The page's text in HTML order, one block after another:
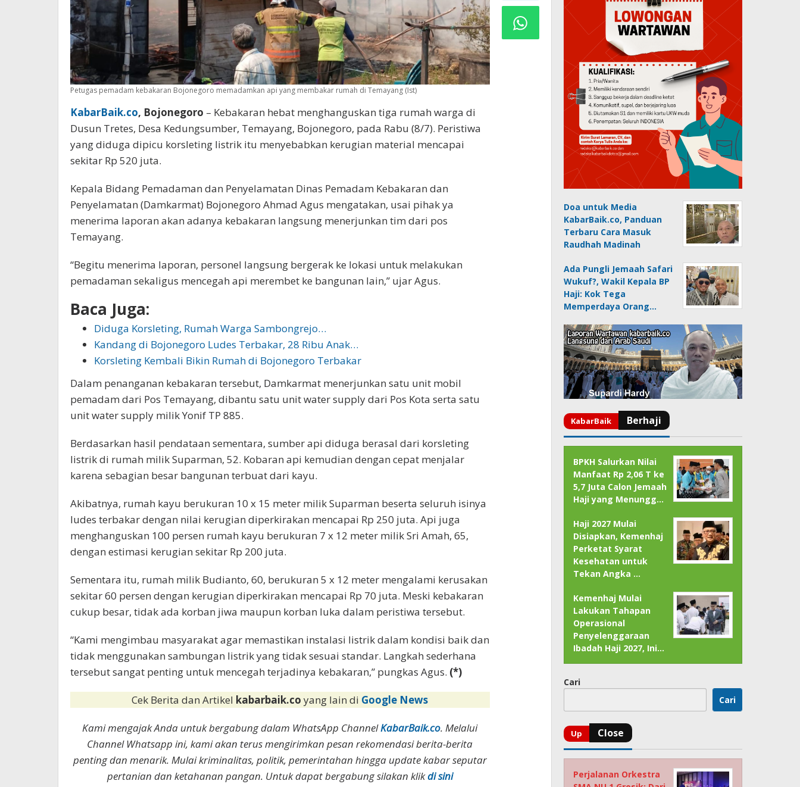
Petugas pemadam kebakaran Bojonegoro memadamkan api yang membakar rumah di Temayang (Ist)
KabarBaik.co, Bojonegoro – Kebakaran hebat menghanguskan tiga rumah warga di
Dusun Tretes, Desa Kedungsumber, Temayang, Bojonegoro, pada Rabu (8/7). Peristiwa
yang diduga dipicu korsleting listrik itu menyebabkan kerugian material mencapai
sekitar Rp 520 juta.
Kepala Bidang Pemadaman dan Penyelamatan Dinas Pemadam Kebakaran dan
Penyelamatan (Damkarmat) Bojonegoro Ahmad Agus mengatakan, usai pihak ya
menerima laporan akan adanya kebakaran langsung menerjunkan tim dari pos
Temayang.
“Begitu menerima laporan, personel langsung bergerak ke lokasi untuk melakukan
pemadaman sekaligus mencegah api merembet ke bangunan lain,” ujar Agus.
Baca Juga:
Diduga Korsleting, Rumah Warga Sambongrejo…
Kandang di Bojonegoro Ludes Terbakar, 28 Ribu Anak…
Korsleting Kembali Bikin Rumah di Bojonegoro Terbakar
Dalam penanganan kebakaran tersebut, Damkarmat menerjunkan satu unit mobil
pemadam dari Pos Temayang, dibantu satu unit water supply dari Pos Kota serta satu
unit water supply milik Yonif TP 885.
Berdasarkan hasil pendataan sementara, sumber api diduga berasal dari korsleting
listrik di rumah milik Suparman, 52. Kobaran api kemudian dengan cepat menjalar
karena sebagian besar bangunan terbuat dari kayu.
Akibatnya, rumah kayu berukuran 10 x 15 meter milik Suparman beserta seluruh isinya
ludes terbakar dengan nilai kerugian diperkirakan mencapai Rp 250 juta. Api juga
menghanguskan 100 persen rumah kayu berukuran 7 x 12 meter milik Sri Amah, 65,
dengan estimasi kerugian sekitar Rp 200 juta.
Sementara itu, rumah milik Budianto, 60, berukuran 5 x 12 meter mengalami kerusakan
sekitar 60 persen dengan kerugian diperkirakan mencapai Rp 70 juta. Meski kebakaran
cukup besar, tidak ada korban jiwa maupun korban luka dalam peristiwa tersebut.
“Kami mengimbau masyarakat agar memastikan instalasi listrik dalam kondisi baik dan
tidak menggunakan sambungan listrik yang tidak sesuai standar. Langkah sederhana
tersebut sangat penting untuk mencegah terjadinya kebakaran,” pungkas Agus. (*)
Cek Berita dan Artikel kabarbaik.coyang lain di Google News
Kami mengajak Anda untuk bergabung dalam WhatsApp ChannelKabarBaik.co. Melalui
Channel Whatsapp ini, kami akan terus mengirimkan pesan rekomendasi berita-berita
penting dan menarik. Mulai kriminalitas, politik, pemerintahan hingga update kabar seputar
pertanian dan ketahanan pangan. Untuk dapat bergabung silakan klikdi sini
Doa untuk Media
KabarBaik.co, Panduan
Terbaru Cara Masuk
Raudhah Madinah
Ada Pungli Jemaah Safari
Wukuf?, Wakil Kepala BP
Haji: Kok Tega
Memperdaya Orang…
BPKH Salurkan Nilai
Manfaat Rp 2,06 T ke
5,7 Juta Calon Jemaah
Haji yang Menungg…
Haji 2027 Mulai
Disiapkan, Kemenhaj
Perketat Syarat
Kesehatan untuk
Tekan Angka …
Kemenhaj Mulai
Lakukan Tahapan
Operasional
Penyelenggaraan
Ibadah Haji 2027, Ini…
Cari
Cari
Perjalanan Orkestra